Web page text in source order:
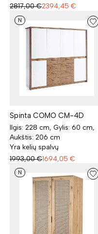
2817,00 €2394,45 €
N
Spinta COMO CM-4D
Ilgis: 228 cm, Gylis: 60 cm,
Aukštis: 206 cm
Yra kelių spalvų
1993,00 €1694,05 €
N